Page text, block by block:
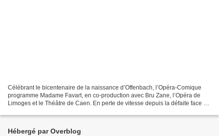
Célébrant le bicentenaire de la naissance d’Offenbach, l’Opéra-Comique
programme Madame Favart, en co-production avec Bru Zane, l’Opéra de
Limoges et le Théâtre de Caen. En perte de vitesse depuis la défaite face à
Hébergé par Overblog